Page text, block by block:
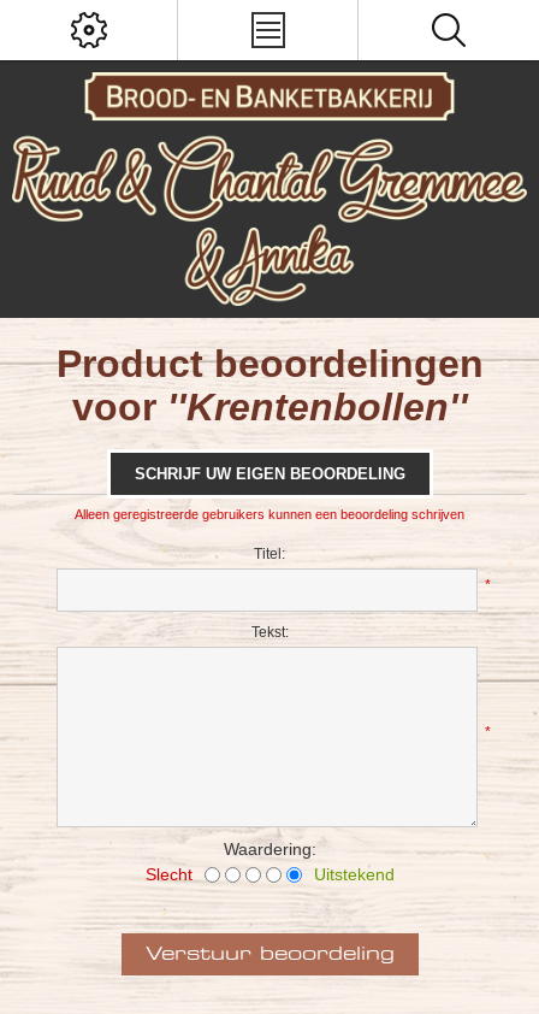
Product beoordelingen
voor
Krentenbollen
SCHRIJF UW EIGEN BEOORDELING
Alleen geregistreerde gebruikers kunnen een beoordeling schrijven
Titel:
*
Tekst:
*
Waardering:
Slecht
Uitstekend